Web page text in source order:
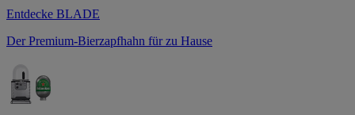
Entdecke BLADE
Der Premium-Bierzapfhahn für zu Hause